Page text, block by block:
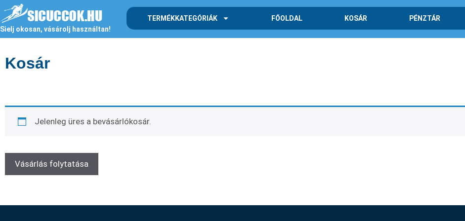
Sielj okosan, vásárolj használtan!
TERMÉKKATEGÓRIÁK FŐOLDAL KOSÁR PÉNZTÁR
Kosár
Jelenleg üres a bevásárlókosár.
Vásárlás folytatása